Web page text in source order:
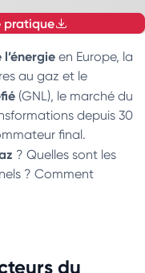
pratique
en Europe, la
au gaz et le
(GNL), le marché du
depuis 30
final.
? Quelles sont les
? Comment
du